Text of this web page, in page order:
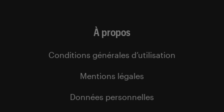
À propos
Conditions générales d’utilisation
Mentions légales
Données personnelles